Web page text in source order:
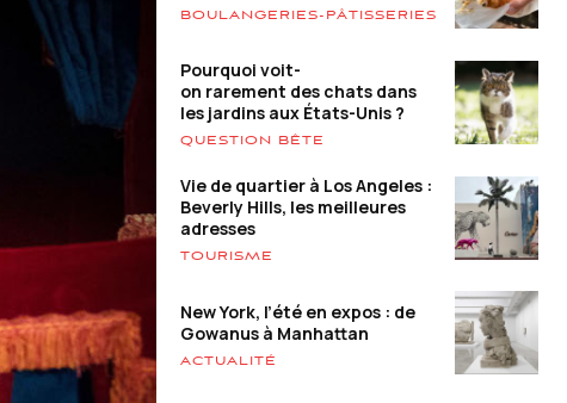
BOULANGERIES-PÂTISSERIES
Pourquoi voit-
on rarement des chats dans
les jardins aux États-Unis ?
QUESTION BÊTE
Vie de quartier à Los Angeles :
Beverly Hills, les meilleures
adresses
TOURISME
New York, l’été en expos : de
Gowanus à Manhattan
ACTUALITÉ